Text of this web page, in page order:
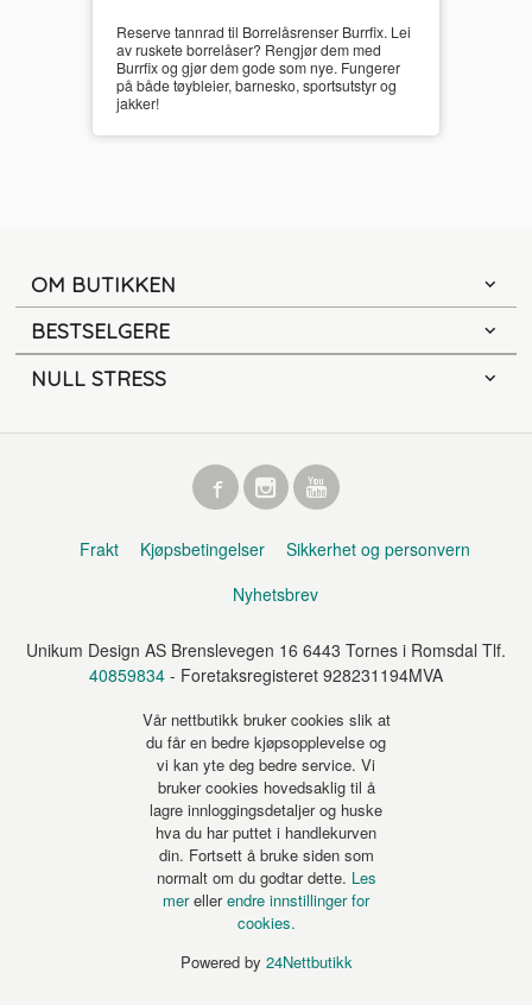
Reserve tannrad til Borrelåsrenser Burrfix. Lei
av ruskete borrelåser? Rengjør dem med
Burrfix og gjør dem gode som nye. Fungerer
på både tøybleier, barnesko, sportsutstyr og
jakker!
OM BUTIKKEN
BESTSELGERE
NULL STRESS
Frakt Kjøpsbetingelser
Sikkerhet og personvern
Nyhetsbrev
Unikum Design AS Brenslevegen 16 6443 Tornes i Romsdal Tlf.
40859834 - Foretaksregisteret 928231194MVA
Vår nettbutikk bruker cookies slik at
du får en bedre kjøpsopplevelse og
vi kan yte deg bedre service. Vi
bruker cookies hovedsaklig til å
lagre innloggingsdetaljer og huske
hva du har puttet i handlekurven
din. Fortsett å bruke siden som
normalt om du godtar dette. Les
merellerendre innstillinger for
cookies.
Powered by 24Nettbutikk